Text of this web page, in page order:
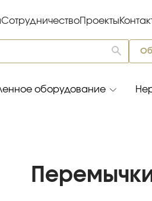
Сотрудничество Проекты
оборудование